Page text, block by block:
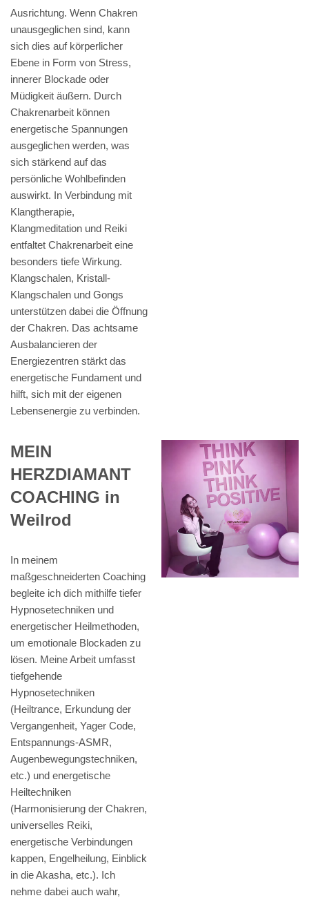
Ausrichtung. Wenn Chakren
unausgeglichen sind, kann
sich dies auf körperlicher
Ebene in Form von Stress,
innerer Blockade oder
Müdigkeit äußern. Durch
Chakrenarbeit können
energetische Spannungen
ausgeglichen werden, was
sich stärkend auf das
persönliche Wohlbefinden
auswirkt. In Verbindung mit
Klangtherapie,
Klangmeditation und Reiki
entfaltet Chakrenarbeit eine
besonders tiefe Wirkung.
Klangschalen, Kristall-
Klangschalen und Gongs
unterstützen dabei die Öffnung
der Chakren. Das achtsame
Ausbalancieren der
Energiezentren stärkt das
energetische Fundament und
hilft, sich mit der eigenen
Lebensenergie zu verbinden.
MEIN
HERZDIAMANT
COACHING in
Weilrod
In meinem
maßgeschneiderten Coaching
begleite ich dich mithilfe tiefer
Hypnosetechniken und
energetischer Heilmethoden,
um emotionale Blockaden zu
lösen. Meine Arbeit umfasst
tiefgehende
Hypnosetechniken
(Heiltrance, Erkundung der
Vergangenheit, Yager Code,
Entspannungs-ASMR,
Augenbewegungstechniken,
etc.) und energetische
Heiltechniken
(Harmonisierung der Chakren,
universelles Reiki,
energetische Verbindungen
kappen, Engelheilung, Einblick
in die Akasha, etc.). Ich
nehme dabei auch wahr,